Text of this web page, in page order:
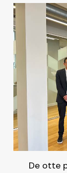
De otte